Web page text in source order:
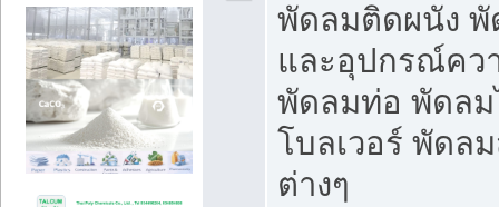
พัดลมติดผนัง
และอุปกรณ์คว
พัดลมท่อ พัดลม
โบลเวอร์ พัดล
ต่างๆ